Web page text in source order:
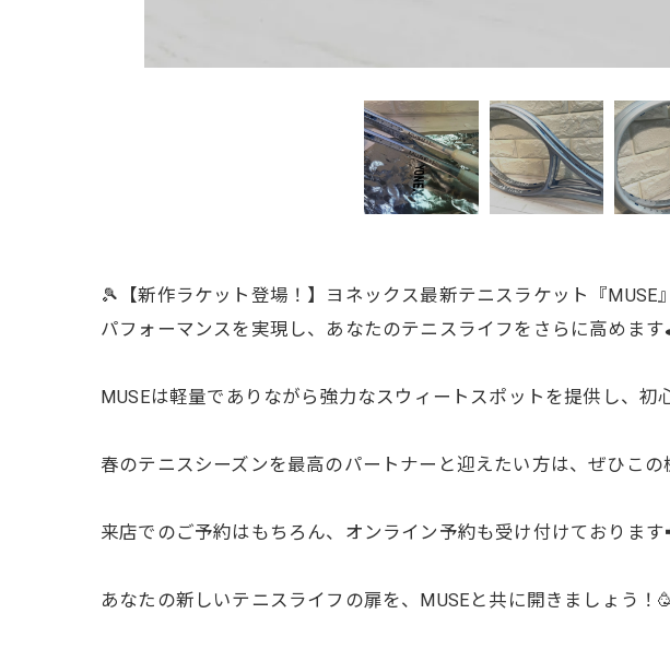
🎾【新作ラケット登場！】ヨネックス最新テニスラケット『
パフォーマンスを実現し、あなたのテニスライフをさらに高めます
MUSEは軽量でありながら強力なスウィートスポットを提供し、
春のテニスシーズンを最高のパートナーと迎えたい方は、ぜひこの
来店でのご予約はもちろん、オンライン予約も受け付けております
あなたの新しいテニスライフの扉を、MUSEと共に開きましょう！